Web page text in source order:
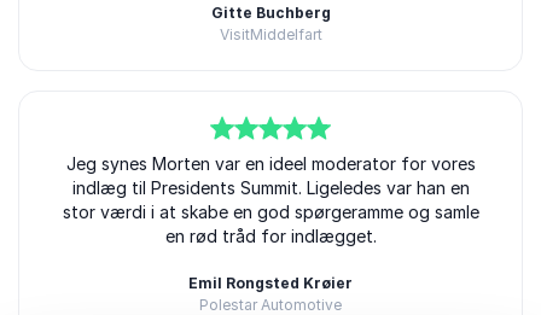
Gitte Buchberg
VisitMiddelfart
ud af5
Jeg synes Morten var en ideel moderator for vores
indlæg til Presidents Summit. Ligeledes var han en
stor værdi i at skabe en god spørgeramme og samle
en rød tråd for indlægget.
Emil Rongsted Krøier
Polestar Automotive